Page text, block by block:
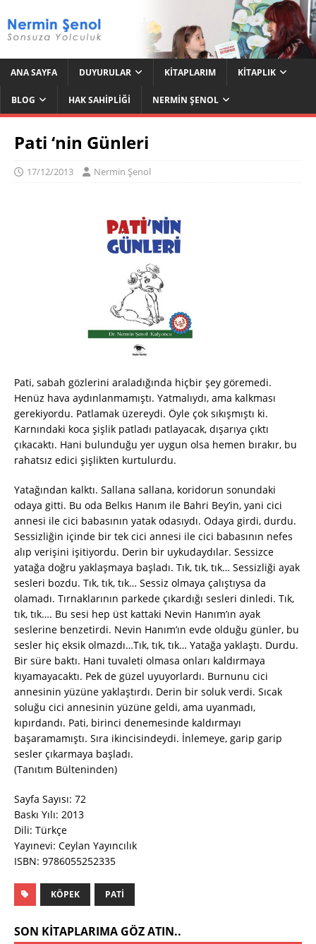
ANA SAYFA DUYURULAR KITAPLARIM KITAPLIK
BLOG HAK SAHIPLIĞI NERMIN ŞENOL
Pati ‘nin Günleri
17/12/2013 Nermin Şenol
Pati, sabah gözlerini araladığında hiçbir şey göremedi.
Henüz hava aydınlanmamıştı. Yatmalıydı, ama kalkması
gerekiyordu. Patlamak üzereydi. Öyle çok sıkışmıştı ki.
Karnındaki koca şişlik patladı patlayacak, dışarıya çıktı
çıkacaktı. Hani bulunduğu yer uygun olsa hemen bırakır, bu
rahatsız edici şişlikten kurtulurdu.
Yatağından kalktı. Sallana sallana, koridorun sonundaki
odaya gitti. Bu oda Belkıs Hanım ile Bahri Bey’in, yani cici
annesi ile cici babasının yatak odasıydı. Odaya girdi, durdu.
Sessizliğin içinde bir tek cici annesi ile cici babasının nefes
alıp verişini işitiyordu. Derin bir uykudaydılar. Sessizce
yatağa doğru yaklaşmaya başladı. Tık, tık, tık… Sessizliği ayak
sesleri bozdu. Tık, tık, tık… Sessiz olmaya çalıştıysa da
olamadı. Tırnaklarının parkede çıkardığı sesleri dinledi. Tık,
tık, tık…. Bu sesi hep üst kattaki Nevin Hanım’ın ayak
seslerine benzetirdi. Nevin Hanım’ın evde olduğu günler, bu
sesler hiç eksik olmazdı…Tık, tık, tık… Yatağa yaklaştı. Durdu.
Bir süre baktı. Hani tuvaleti olmasa onları kaldırmaya
kıyamayacaktı. Pek de güzel uyuyorlardı. Burnunu cici
annesinin yüzüne yaklaştırdı. Derin bir soluk verdi. Sıcak
soluğu cici annesinin yüzüne geldi, ama uyanmadı,
kıpırdandı. Pati, birinci denemesinde kaldırmayı
başaramamıştı. Sıra ikincisindeydi. İnlemeye, garip garip
sesler çıkarmaya başladı.
(Tanıtım Bülteninden)
Sayfa Sayısı: 72
Baskı Yılı: 2013
Dili: Türkçe
Yayınevi: Ceylan Yayıncılık
ISBN: 9786055252335
KÖPEK PATI
SON KITAPLARIMA GÖZ ATIN..